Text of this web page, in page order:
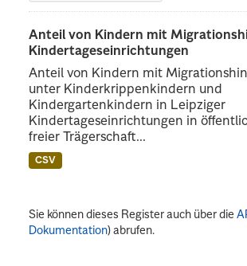
Anteil von Kindern mit
Kindertageseinrichtungen
Anteil von Kindern mit
unter Kinderkrippenkindern und
Kindergartenkindern in Leipziger
Kindertageseinrichtungen in
freier Trägerschaft...
CSV
Sie können dieses Register auch über die
Dokumentation) abrufen.